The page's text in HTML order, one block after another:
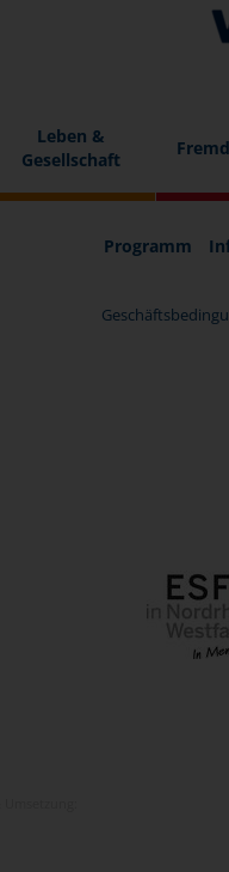
Leben &
Gesellschaft
Programm